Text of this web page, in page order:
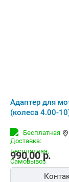
Адаптер для
(колеса 4.00-
Бесплатная
990,00р.